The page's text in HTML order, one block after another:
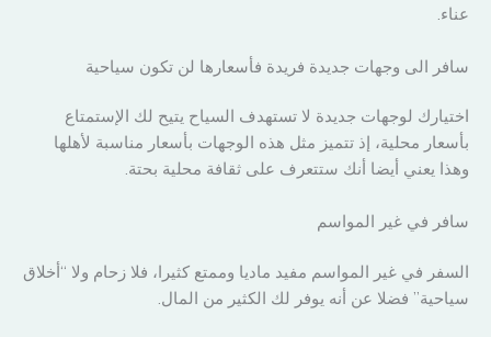
عناء.
سافر الى وجهات جديدة فريدة فأسعارها لن تكون سياحية
اختيارك لوجهات جديدة لا تستهدف السياح يتيح لك الإستمتاع
بأسعار محلية، إذ تتميز مثل هذه الوجهات بأسعار مناسبة لأهلها
وهذا يعني أيضا أنك ستتعرف على ثقافة محلية بحتة.
سافر في غير المواسم
السفر في غير المواسم مفيد ماديا وممتع كثيرا، فلا زحام ولا “أخلاق
سياحية” فضلا عن أنه يوفر لك الكثير من المال.